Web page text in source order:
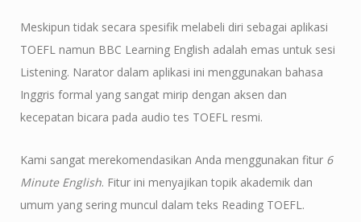
Meskipun tidak secara spesifik melabeli diri sebagai aplikasi
TOEFL namun BBC Learning English adalah emas untuk sesi
Listening. Narator dalam aplikasi ini menggunakan bahasa
Inggris formal yang sangat mirip dengan aksen dan
kecepatan bicara pada audio tes TOEFL resmi.
Kami sangat merekomendasikan Anda menggunakan fitur 6
Minute English. Fitur ini menyajikan topik akademik dan
umum yang sering muncul dalam teks Reading TOEFL.